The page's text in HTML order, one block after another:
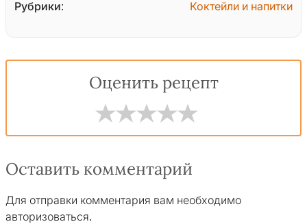
Рубрики: Коктейли и напитки
Оценить рецепт
Оставить комментарий
Для отправки комментария вам необходимо
авторизоваться.